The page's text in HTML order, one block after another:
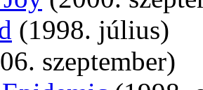
(1998. július)
szeptember)